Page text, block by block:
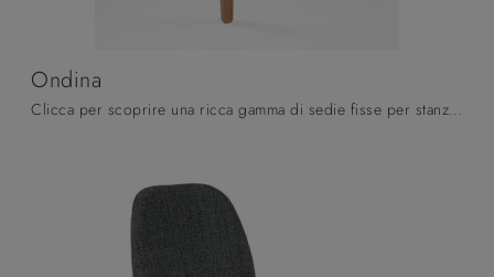
Ondina
Clicca per scoprire una ricca gamma di sedie fisse per stanze moderne: il modello Ondina di Pizzolato ti sta aspettando!